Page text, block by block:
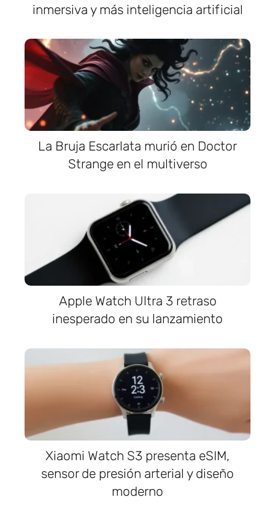
inmersiva y más inteligencia artificial
La Bruja Escarlata murió en Doctor
Strange en el multiverso
Apple Watch Ultra 3 retraso
inesperado en su lanzamiento
Xiaomi Watch S3 presenta eSIM,
sensor de presión arterial y diseño
moderno